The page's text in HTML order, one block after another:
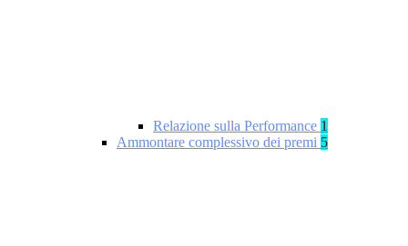
Relazione sulla Performance 1
Ammontare complessivo dei premi 5